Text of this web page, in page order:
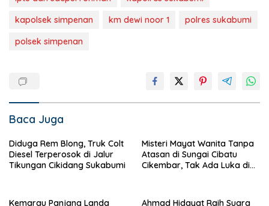
kapolsek simpenan
km dewi noor 1
polres sukabumi
polsek simpenan
Baca Juga
Diduga Rem Blong, Truk Colt
Diesel Terperosok di Jalur
Tikungan Cikidang Sukabumi
Misteri Mayat Wanita Tanpa
Atasan di Sungai Cibatu
Cikembar, Tak Ada Luka di
Kemarau Panjang Landa
Ahmad Hidayat Raih Suara